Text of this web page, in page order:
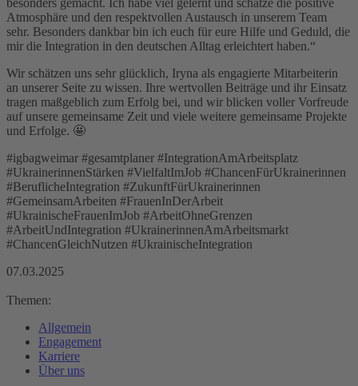
Atmosphäre und den respektvollen Austausch in unserem Team
sehr. Besonders dankbar bin ich euch für eure Hilfe und Geduld, die
mir die Integration in den deutschen Alltag erleichtert haben.“
Wir schätzen uns sehr glücklich, Iryna als engagierte Mitarbeiterin
an unserer Seite zu wissen. Ihre wertvollen Beiträge und ihr Einsatz
tragen maßgeblich zum Erfolg bei, und wir blicken voller Vorfreude
auf unsere gemeinsame Zeit und viele weitere gemeinsame Projekte
und Erfolge. 🤩
#igbagweimar #gesamtplaner #IntegrationAmArbeitsplatz
#UkrainerinnenStärken #VielfaltImJob #ChancenFürUkrainerinnen
#BeruflicheIntegration #ZukunftFürUkrainerinnen
#GemeinsamArbeiten #FrauenInDerArbeit
#UkrainischeFrauenImJob #ArbeitOhneGrenzen
#ArbeitUndIntegration #UkrainerinnenAmArbeitsmarkt
#ChancenGleichNutzen #UkrainischeIntegration
07.03.2025
Themen:
Allgemein
Engagement
Karriere
Über uns